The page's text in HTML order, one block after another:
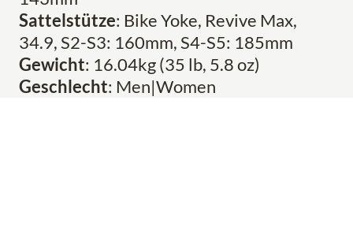
Sattelstütze: Bike Yoke, Revive Max,
34.9, S2-S3: 160mm, S4-S5: 185mm
Gewicht: 16.04kg (35 lb, 5.8 oz)
Geschlecht: Men|Women